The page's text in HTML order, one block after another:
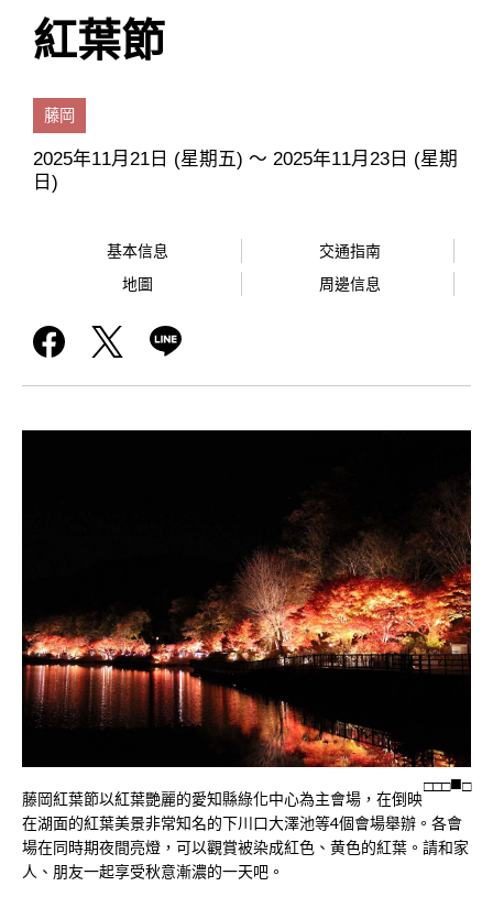
紅葉節
藤岡
2025年11月21日 (星期五) ～ 2025年11月23日 (星期
日)
基本信息
交通指南
地圖
周邊信息
□□□ □
藤岡紅葉節以紅葉艷麗的愛知縣綠化中心為主會場，在倒映
在湖面的紅葉美景非常知名的下川口大澤池等4個會場舉辦。各會
場在同時期夜間亮燈，可以觀賞被染成紅色、黄色的紅葉。請和家
人、朋友一起享受秋意漸濃的一天吧。